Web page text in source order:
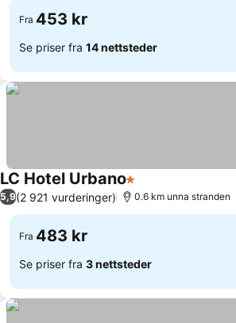
Fra 453 kr
Se priser fra 14 nettsteder
LC Hotel Urbano1 Stjerner
5,9(2 921 vurderinger) 0.6 km unna stranden
Fra 483 kr
Se priser fra 3 nettsteder